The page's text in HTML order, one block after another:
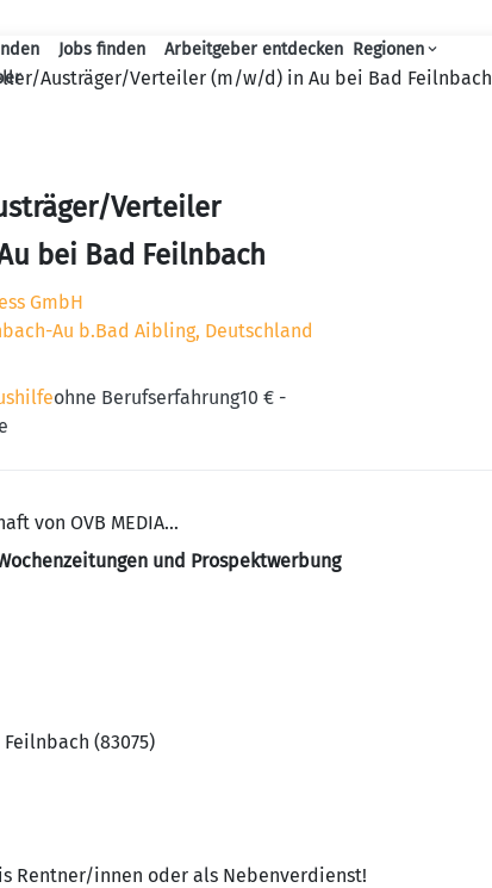
Haupt-Navigation
Jobs finden Arbeitgeber entdecken Regionen
Austräger/Verteiler (m/w/d) in Au bei Bad Feilnbach
Verteiler
bei Bad Feilnbach
GmbH
Au b.Bad Aibling, Deutschland
ohne Berufserfahrung10 € -
von OVB MEDIA...
und Prospektwerbung
(83075)
Rentner/innen oder als Nebenverdienst!